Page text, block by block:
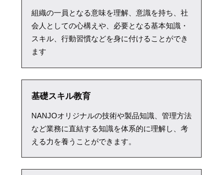
組織の一員となる意味を理解、意識を持ち、社
会人としての心構えや、必要となる基本知識・
スキル、行動習慣などを身に付けることができ
ます
基礎スキル教育
NANJOオリジナルの技術や製品知識、管理方法
など業務に直結する知識を体系的に理解し、考
える力を養うことができます。